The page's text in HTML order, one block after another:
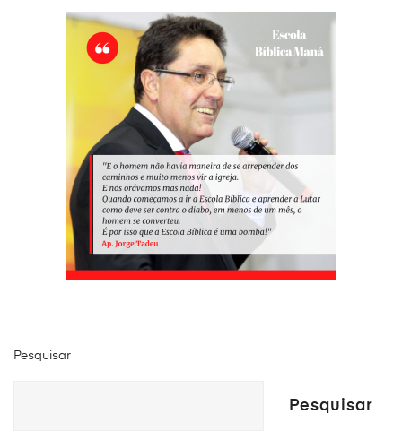
Pesquisar
Pesquisar